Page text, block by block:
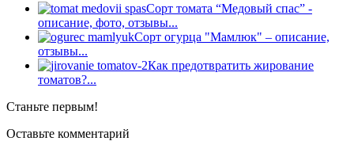
Сорт томата “Медовый спас” -
описание, фото, отзывы...
Сорт огурца "Мамлюк" – описание,
отзывы...
Как предотвратить жирование
томатов?...
Станьте первым!
Оставьте комментарий